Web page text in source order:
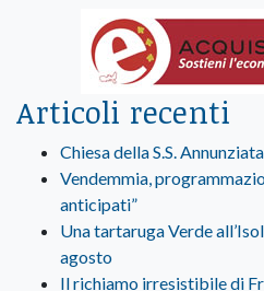
Articoli recenti
Chiesa della S.S.
Vendemmia,
anticipati”
Una tartaruga Verde
agosto
Il richiamo irresistibile di